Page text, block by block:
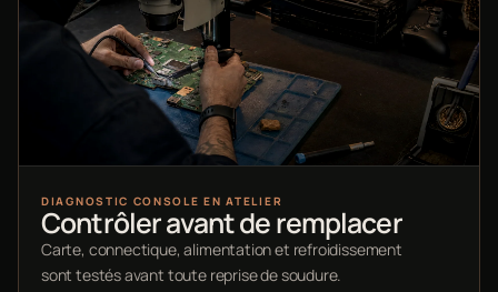
DIAGNOSTIC CONSOLE EN ATELIER
Contrôler avant de remplacer
Carte, connectique, alimentation et refroidissement
sont testés avant toute reprise de soudure.